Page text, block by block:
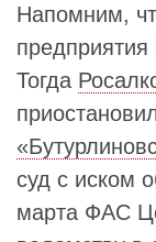
Напомним,
предприятия
Тогда
суд с иском
марта ФАС